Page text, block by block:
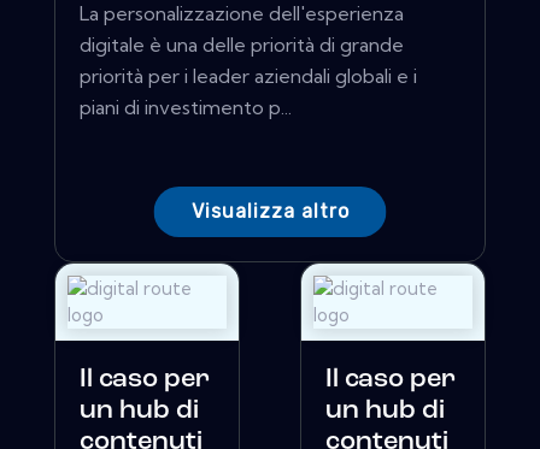
La personalizzazione dell'esperienza
digitale è una delle priorità di grande
priorità per i leader aziendali globali e i
piani di investimento p...
Visualizza altro
Il caso per
un hub di
contenuti
Il caso per
un hub di
contenuti